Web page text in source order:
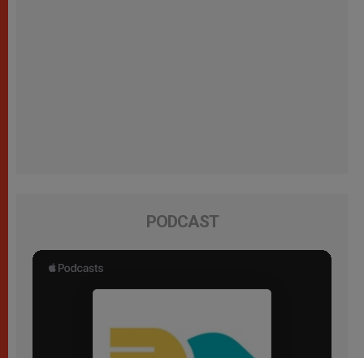
PODCAST